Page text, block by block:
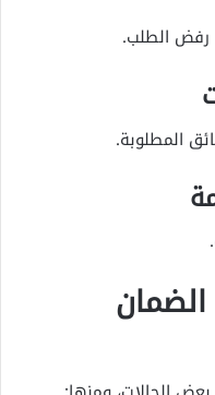
رفض الطلب.
المطلوبة.